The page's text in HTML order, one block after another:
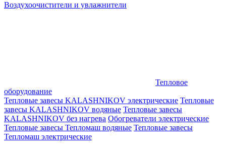
Воздухоочистители и увлажнители
Тепловое
оборудование
Тепловые завесы KALASHNIKOV электрические Тепловые
завесы KALASHNIKOV водяные Тепловые завесы
KALASHNIKOV без нагрева Обогреватели электрические
Тепловые завесы Тепломаш водяные Тепловые завесы
Тепломаш электрические